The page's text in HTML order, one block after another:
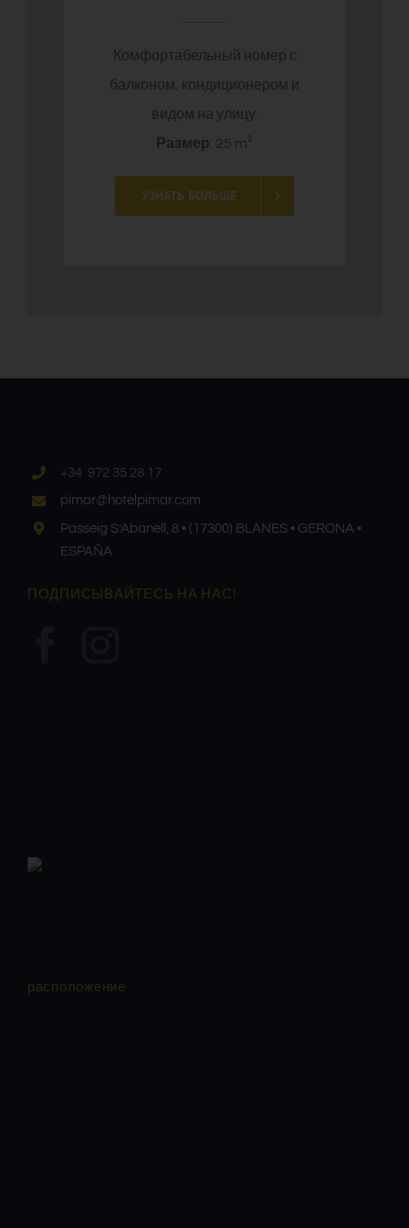
Комфортабельный номер с
балконом, кондиционером и
видом на улицу.
Размер: 25 m²
УЗНАТЬ БОЛЬШЕ
+34 972 35 28 17
pimar@hotelpimar.com
Passeig S’Abanell, 8 • (17300) BLANES • GERONA •
ESPAÑA
ПОДПИСЫВАЙТЕСЬ НА НАС!
расположение